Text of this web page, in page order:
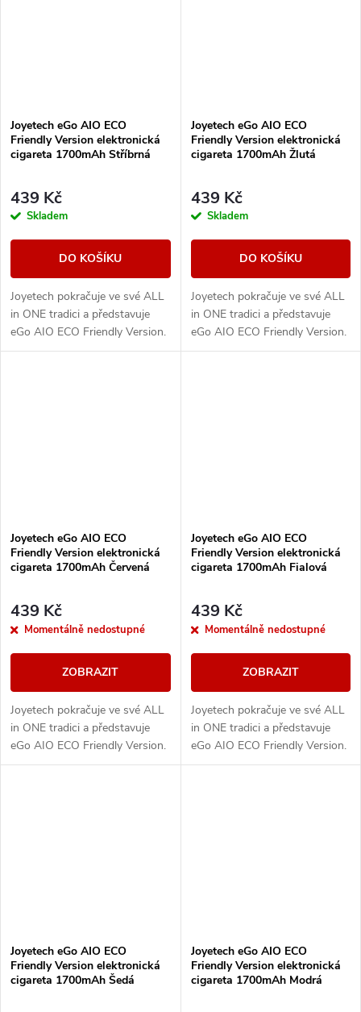
Joyetech eGo AIO ECO
Friendly Version elektronická
cigareta 1700mAh Stříbrná
439 Kč
Skladem
DO KOŠÍKU
Joyetech pokračuje ve své ALL
in ONE tradici a představuje
eGo AIO ECO Friendly Version.
Designově řešené tělo e-
Joyetech eGo AIO ECO
Friendly Version elektronická
cigareta 1700mAh Žlutá
439 Kč
Skladem
DO KOŠÍKU
Joyetech pokračuje ve své ALL
in ONE tradici a představuje
eGo AIO ECO Friendly Version.
Designově řešené tělo e-
Joyetech eGo AIO ECO
Friendly Version elektronická
cigareta 1700mAh Červená
439 Kč
Momentálně nedostupné
ZOBRAZIT
Joyetech pokračuje ve své ALL
in ONE tradici a představuje
eGo AIO ECO Friendly Version.
Designově řešené tělo e-
Joyetech eGo AIO ECO
Friendly Version elektronická
cigareta 1700mAh Fialová
439 Kč
Momentálně nedostupné
ZOBRAZIT
Joyetech pokračuje ve své ALL
in ONE tradici a představuje
eGo AIO ECO Friendly Version.
Designově řešené tělo e-
Joyetech eGo AIO ECO
Friendly Version elektronická
cigareta 1700mAh Šedá
Joyetech eGo AIO ECO
Friendly Version elektronická
cigareta 1700mAh Modrá